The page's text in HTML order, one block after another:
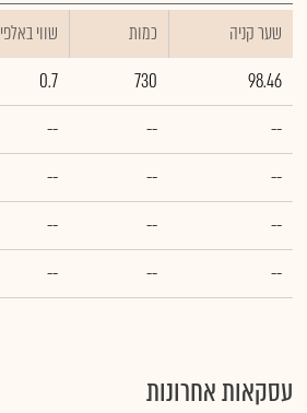
שער קניה כמות ₪ שווי באלפי
98.46
730
0.7
--
--
--
--
--
--
--
--
--
--
--
--
עסקאות אחרונות